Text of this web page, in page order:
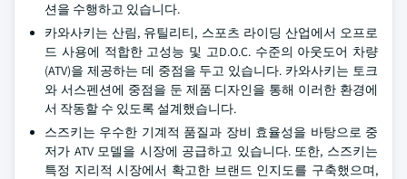
션을 수행하고 있습니다.
카와사키는 산림, 유틸리티, 스포츠 라이딩 산업에서 오프로
드 사용에 적합한 고성능 및 고D.O.C. 수준의 아웃도어 차량
(ATV)을 제공하는 데 중점을 두고 있습니다. 카와사키는 토크
와 서스펜션에 중점을 둔 제품 디자인을 통해 이러한 환경에
서 작동할 수 있도록 설계했습니다.
스즈키는 우수한 기계적 품질과 장비 효율성을 바탕으로 중
저가 ATV 모델을 시장에 공급하고 있습니다. 또한, 스즈키는
특정 지리적 시장에서 확고한 브랜드 인지도를 구축했으며,